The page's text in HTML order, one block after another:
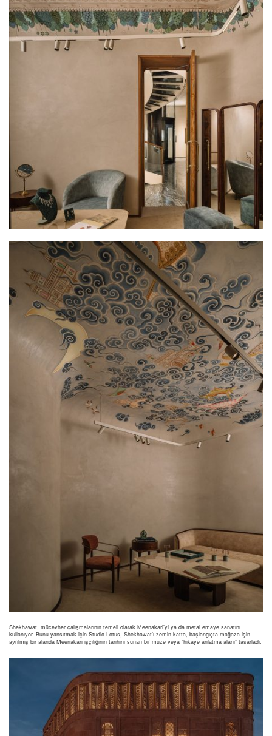
Shekhawat, mücevher çalışmalarının temeli olarak Meenakari’yi ya da metal emaye sanatını
kullanıyor. Bunu yansıtmak için Studio Lotus, Shekhawat’ı zemin katta, başlangıçta mağaza için
ayrılmış bir alanda Meenakari işçiliğinin tarihini sunan bir müze veya “hikaye anlatma alanı” tasarladı.